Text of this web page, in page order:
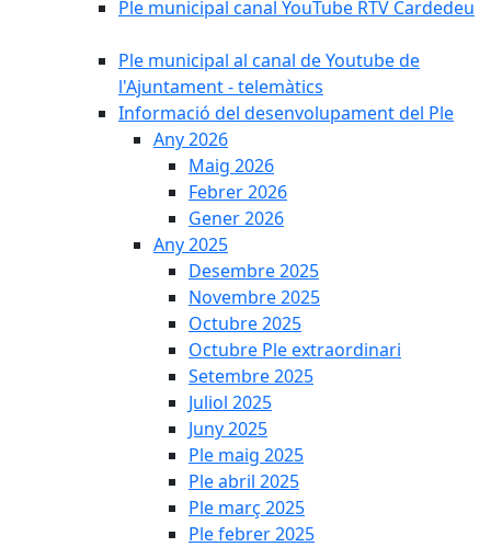
Ple municipal canal YouTube RTV Cardedeu
Ple municipal al canal de Youtube de
l'Ajuntament - telemàtics
Informació del desenvolupament del Ple
Any 2026
Maig 2026
Febrer 2026
Gener 2026
Any 2025
Desembre 2025
Novembre 2025
Octubre 2025
Octubre Ple extraordinari
Setembre 2025
Juliol 2025
Juny 2025
Ple maig 2025
Ple abril 2025
Ple març 2025
Ple febrer 2025